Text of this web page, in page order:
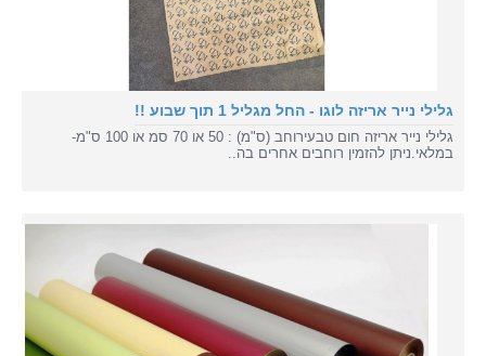
גלילי נייר אריזה לוגו - החל מגליל 1 תוך שבוע !!
גלילי נייר אריזה חום טבעירוחב (ס"מ) : 50 או 70 סמ או 100 ס"מ-
במלאי.ניתן להזמין רוחבים אחרים בה..